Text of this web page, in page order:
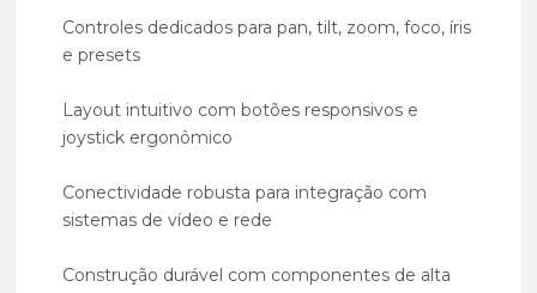
Controles dedicados para pan, tilt, zoom, foco, íris
e presets
Layout intuitivo com botões responsivos e
joystick ergonômico
Conectividade robusta para integração com
sistemas de vídeo e rede
Construção durável com componentes de alta